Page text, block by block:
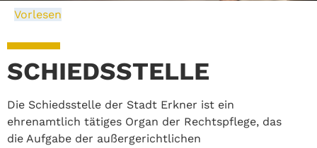
Vorlesen
SCHIEDSSTELLE
Die Schiedsstelle der Stadt Erkner ist ein
ehrenamtlich tätiges Organ der Rechtspflege, das
die Aufgabe der außergerichtlichen